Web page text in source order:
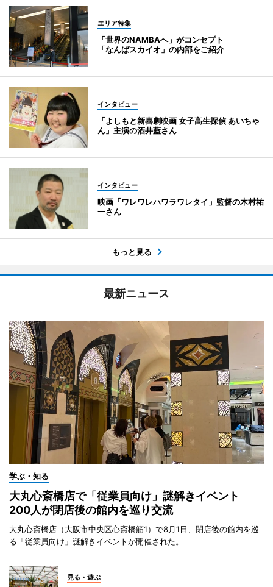
エリア特集
「世界のNAMBAへ」がコンセプト
「なんばスカイオ」の内部をご紹介
インタビュー
「よしもと新喜劇映画 女子高生探偵 あいちゃ
ん」主演の酒井藍さん
インタビュー
映画「ワレワレハワラワレタイ」監督の木村祐
一さん
もっと見る
最新ニュース
学ぶ・知る
大丸心斎橋店で「従業員向け」謎解きイベント
200人が閉店後の館内を巡り交流
大丸心斎橋店（大阪市中央区心斎橋筋1）で8月1日、閉店後の館内を巡
る「従業員向け」謎解きイベントが開催された。
見る・遊ぶ